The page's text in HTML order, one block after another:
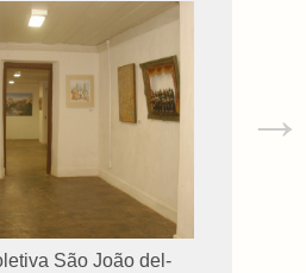
São João del-
→